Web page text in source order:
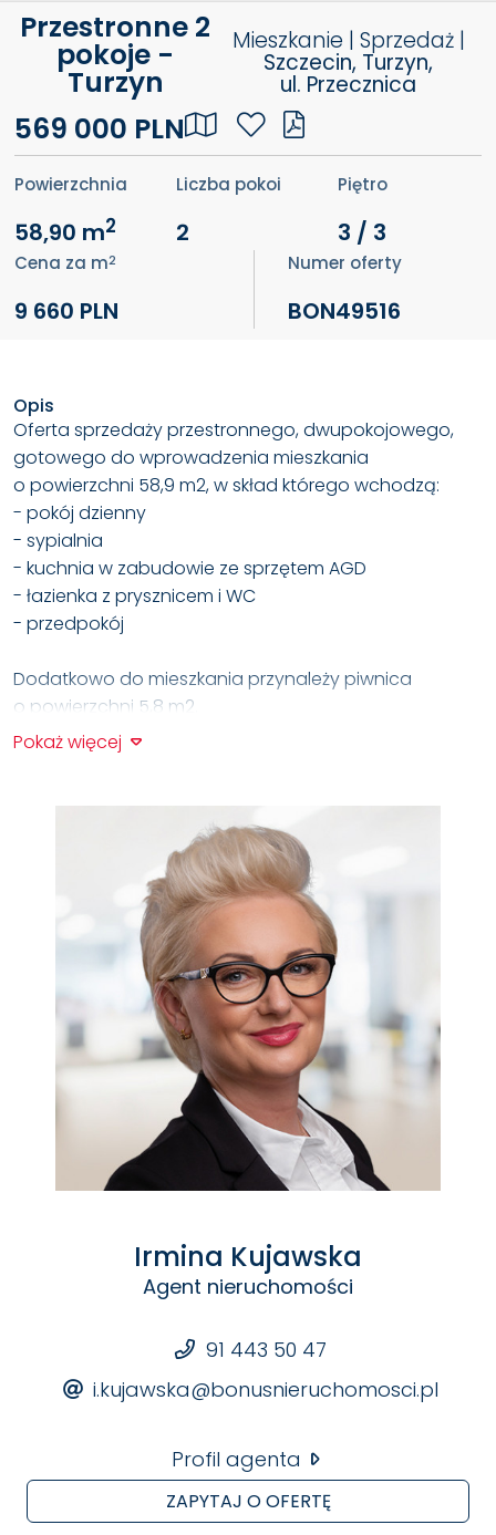
Przestronne 2
pokoje -
Turzyn
Mieszkanie | Sprzedaż |
Szczecin, Turzyn,
ul. Przecznica
569 000 PLN
Powierzchnia
58,90 m2
Liczba pokoi
2
Piętro
3 / 3
Cena za m2
9 660 PLN
Numer oferty
BON49516
Opis
Oferta sprzedaży przestronnego, dwupokojowego,
gotowego do wprowadzenia mieszkania
o powierzchni 58,9 m2, w skład którego wchodzą:
- pokój dzienny
- sypialnia
- kuchnia w zabudowie ze sprzętem AGD
- łazienka z prysznicem i WC
- przedpokój
Dodatkowo do mieszkania przynależy piwnica
o powierzchni 5,8 m2.
Ogrzewanie, ciepła woda - miejskie.
Nieruchomość położona jest przy cichej ulicy na
Turzynie, blisko Centrum.
Miejsca parkingowe zarówno na dziedzińcu, jak i przy
ulicy. Istnieje też możliwość wynajęcia miejsca na
pobliskim parkingu strzeżonym.
W pobliżu komunikacja miejska, sklepy, szkoła, punkty
użyteczności publicznej.
Po więcej szczegółów zapraszam do kontaktu.
Pokaż więcej
Irmina Kujawska
Agent nieruchomości
91 443 50 47
i.kujawska@bonusnieruchomosci.pl
Profil agenta
ZAPYTAJ O OFERTĘ